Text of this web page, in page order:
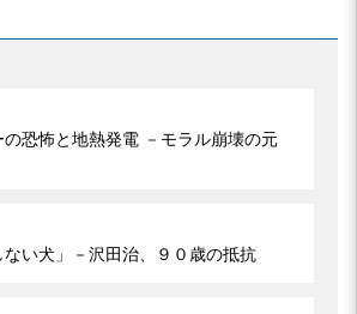
の恐怖と地熱発電 －モラル崩壊の元
ない犬」－沢田治、９０歳の抵抗